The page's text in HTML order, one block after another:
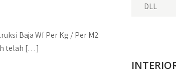
Baja Wf Per Kg / Per M2
telah […]
DLL